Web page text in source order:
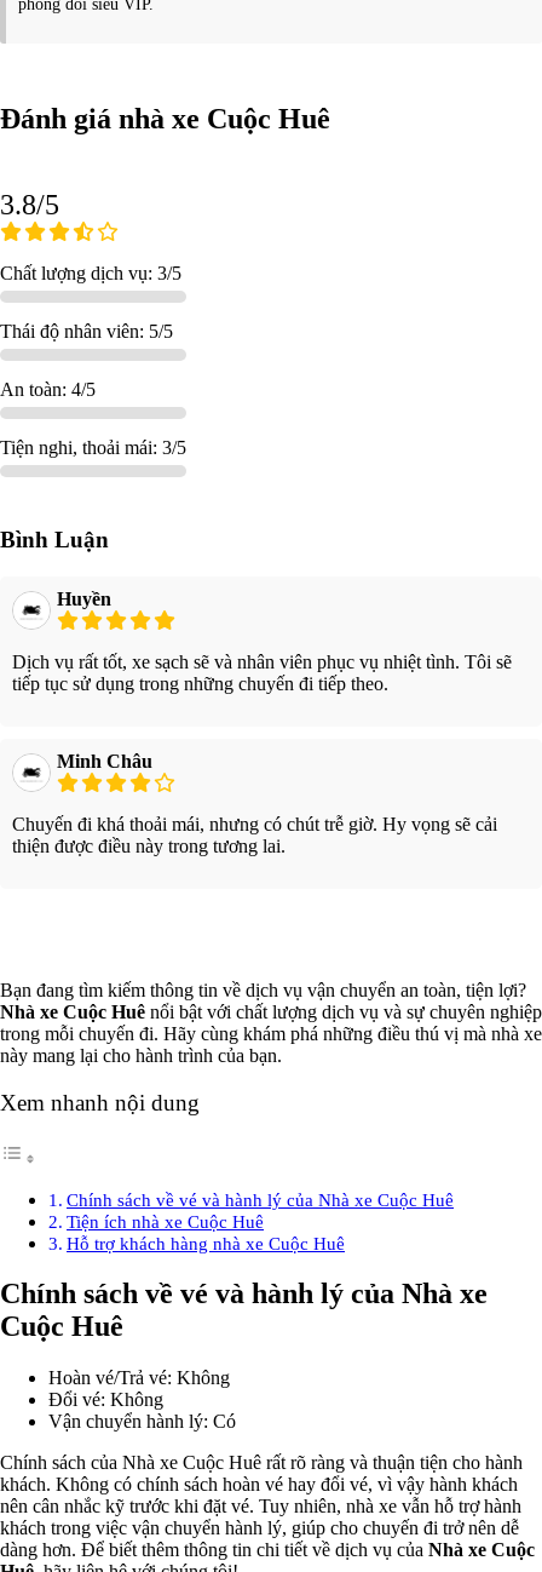
phòng đôi siêu VIP.
Đánh giá nhà xe Cuộc Huê
3.8/5
Chất lượng dịch vụ: 3/5
Thái độ nhân viên: 5/5
An toàn: 4/5
Tiện nghi, thoải mái: 3/5
Bình Luận
Huyền
Dịch vụ rất tốt, xe sạch sẽ và nhân viên phục vụ nhiệt tình. Tôi sẽ
tiếp tục sử dụng trong những chuyến đi tiếp theo.
Minh Châu
Chuyến đi khá thoải mái, nhưng có chút trễ giờ. Hy vọng sẽ cải
thiện được điều này trong tương lai.
Bạn đang tìm kiếm thông tin về dịch vụ vận chuyển an toàn, tiện lợi?
Nhà xe Cuộc Huê nổi bật với chất lượng dịch vụ và sự chuyên nghiệp
trong mỗi chuyến đi. Hãy cùng khám phá những điều thú vị mà nhà xe
này mang lại cho hành trình của bạn.
Xem nhanh nội dung
Chính sách về vé và hành lý của Nhà xe Cuộc Huê
Tiện ích nhà xe Cuộc Huê
Hỗ trợ khách hàng nhà xe Cuộc Huê
Chính sách về vé và hành lý của Nhà xe
Cuộc Huê
Hoàn vé/Trả vé: Không
Đổi vé: Không
Vận chuyển hành lý: Có
Chính sách của Nhà xe Cuộc Huê rất rõ ràng và thuận tiện cho hành
khách. Không có chính sách hoàn vé hay đổi vé, vì vậy hành khách
nên cân nhắc kỹ trước khi đặt vé. Tuy nhiên, nhà xe vẫn hỗ trợ hành
khách trong việc vận chuyển hành lý, giúp cho chuyến đi trở nên dễ
dàng hơn. Để biết thêm thông tin chi tiết về dịch vụ của Nhà xe Cuộc